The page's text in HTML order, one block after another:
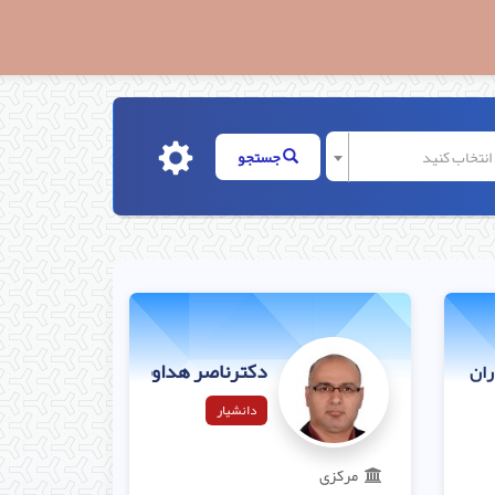
انتخاب کنید جستجو
هاشمی دکترناصر هداوند
دانشیار
مرکزی